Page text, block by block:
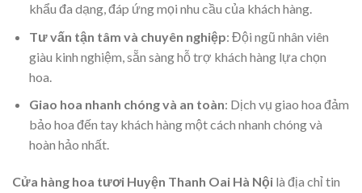
khẩu đa dạng, đáp ứng mọi nhu cầu của khách hàng.
Tư vấn tận tâm và chuyên nghiệp: Đội ngũ nhân viên
giàu kinh nghiệm, sẵn sàng hỗ trợ khách hàng lựa chọn
hoa.
Giao hoa nhanh chóng và an toàn: Dịch vụ giao hoa đảm
bảo hoa đến tay khách hàng một cách nhanh chóng và
hoàn hảo nhất.
Cửa hàng hoa tươi Huyện Thanh Oai Hà Nội là địa chỉ tin